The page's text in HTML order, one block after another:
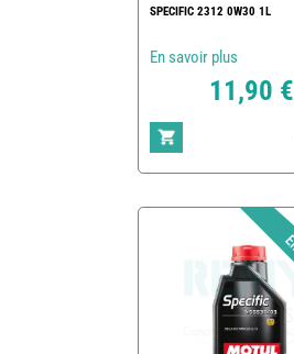
SPECIFIC 2312 0W30 1L
En savoir plus
11,90 €